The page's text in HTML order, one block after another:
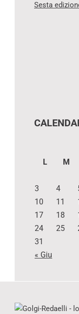
Sesta
L
M
« Giu
3
4
10
11
17
18
24
25
31